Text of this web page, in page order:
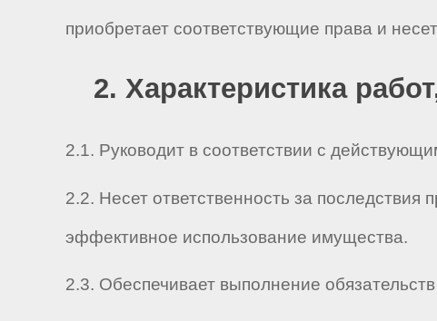
приобретает соответствующие права и
2. Характеристика
2.1. Руководит в соответствии с
2.2. Несет ответственность за
эффективное использование имущества.
2.3. Обеспечивает выполнение